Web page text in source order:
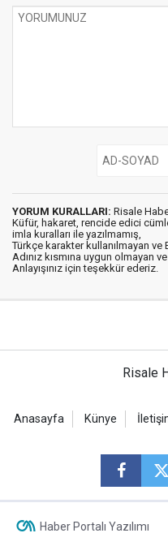
YORUM KURALLARI: Risale
Küfür, hakaret, rencide edici
imla kuralları ile yazılmamış,
Türkçe karakter kullanılmayan ve
Adınız kısmına uygun olmayan
Anlayışınız için teşekkür ederiz.
Risale
Anasayfa Künye
Haber Portalı Yazılımı